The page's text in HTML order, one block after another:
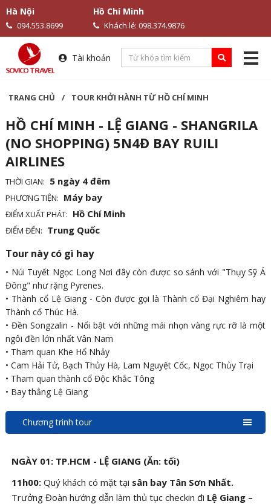
Hà Nội
094.553.8699
Hồ Chí Minh
Khách lẻ: 098.374.9876
Tài khoản
TRANG CHỦ / TOUR KHỞI HÀNH TỪ HỒ CHÍ MINH
HỒ CHÍ MINH - LỆ GIANG - SHANGRILA
(NO SHOPPING) 5N4Đ BAY RUILI
AIRLINES
THỜI GIAN: 5 ngày 4 đêm
PHƯƠNG TIỆN: Máy bay
ĐIỂM XUẤT PHÁT: Hồ Chí Minh
ĐIỂM ĐẾN: Trung Quốc
Tour này có gì hay
• Núi Tuyết Ngọc Long Nơi đây còn được so sánh với "Thụy Sỹ Á
Đông" như rặng Pyrenes.
• Thành cổ Lệ Giang - Còn được gọi là Thành cổ Đại Nghiêm hay
Thành cổ Thúc Hà.
• Đền Songzalin - Nổi bật với những mái nhọn vàng rực rỡ là một
ngôi đền lớn nhất Vân Nam
• Tham quan Khe Hổ Nhảy
• Cam Hải Tử, Bạch Thủy Hà, Lam Nguyệt Cốc, Ngọc Thủy Trại
• Tham quan thành cổ Độc Khắc Tông
• Bay thẳng Lệ Giang
Chương trình tour
NGÀY 01: TP.HCM - LỆ GIANG (Ăn: tối)
11h00: Quý khách có mặt tại sân bay Tân Sơn Nhất.
Trưởng Đoàn hướng dẫn làm thủ tục checkin đi Lệ Giang –